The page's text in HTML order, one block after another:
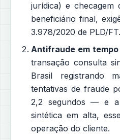
jurídica) e checagem
beneficiário final,
3.978/2020 de PLD/FT.
Antifraude em
transação consulta
Brasil registrando
tentativas de fraude
2,2 segundos — e a
sintética em alta,
operação do cliente.